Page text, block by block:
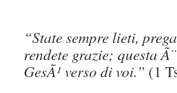
“State sempre lieti,
rendete grazie; questa
GesÃ¹ verso di voi.” (1